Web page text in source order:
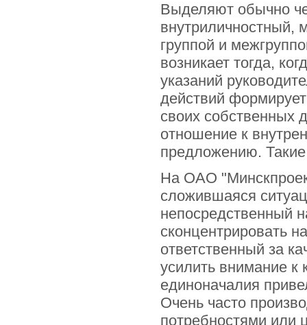
Выделяют обычно
внутриличностный,
группой и
возникает тогда,
указаний
действий
своих собственных
отношение к
предложению.
На ОАО
сложившаяся
непосредственный
сконцентрировать
ответственный за
усилить внимание к
единоначалия
Очень часто
потребностями или